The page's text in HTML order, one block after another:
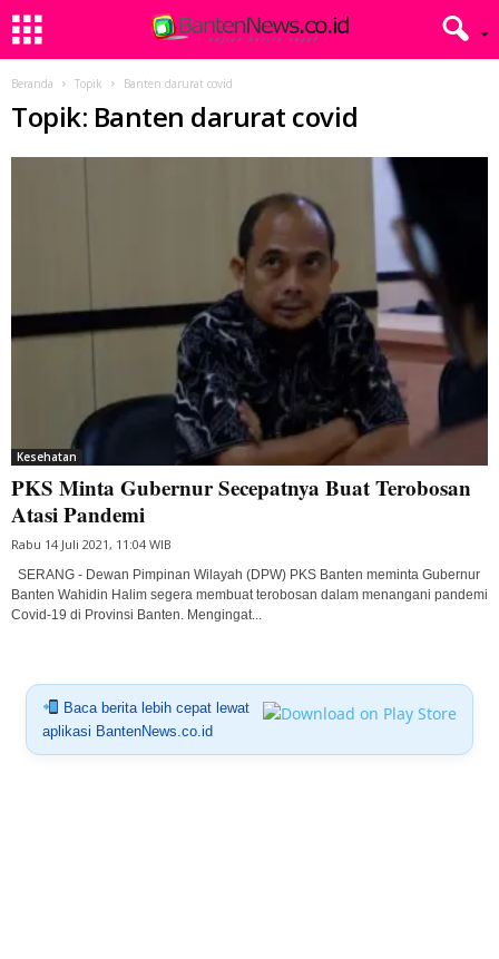
Beranda Topik Banten darurat covid
Topik: Banten darurat covid
Kesehatan
PKS Minta Gubernur Secepatnya Buat Terobosan
Atasi Pandemi
Rabu 14 Juli 2021, 11:04 WIB
SERANG - Dewan Pimpinan Wilayah (DPW) PKS Banten meminta Gubernur
Banten Wahidin Halim segera membuat terobosan dalam menangani pandemi
Covid-19 di Provinsi Banten. Mengingat...
Baca berita lebih cepat lewat
aplikasi BantenNews.co.id